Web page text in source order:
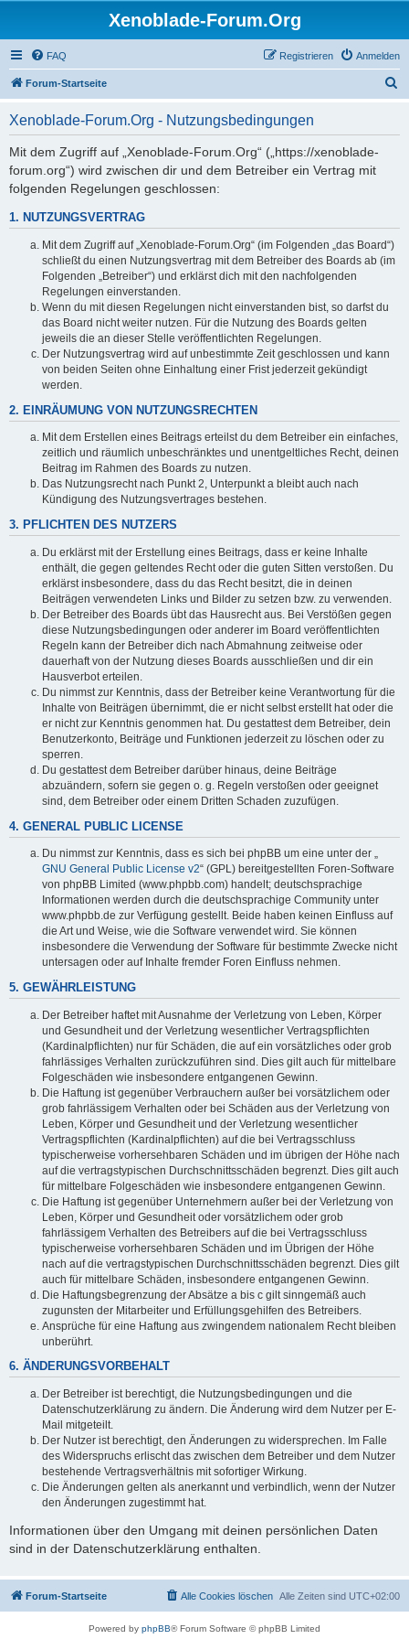
Xenoblade-Forum.Org
FAQ Anmelden
Registrieren
Forum-Startseite
Xenoblade-Forum.Org - Nutzungsbedingungen
Mit dem Zugriff auf „Xenoblade-Forum.Org“ („https://xenoblade-
forum.org“) wird zwischen dir und dem Betreiber ein Vertrag mit
folgenden Regelungen geschlossen:
1. NUTZUNGSVERTRAG
Mit dem Zugriff auf „Xenoblade-Forum.Org“ (im Folgenden „das Board“)
schließt du einen Nutzungsvertrag mit dem Betreiber des Boards ab (im
Folgenden „Betreiber“) und erklärst dich mit den nachfolgenden
Regelungen einverstanden.
Wenn du mit diesen Regelungen nicht einverstanden bist, so darfst du
das Board nicht weiter nutzen. Für die Nutzung des Boards gelten
jeweils die an dieser Stelle veröffentlichten Regelungen.
Der Nutzungsvertrag wird auf unbestimmte Zeit geschlossen und kann
von beiden Seiten ohne Einhaltung einer Frist jederzeit gekündigt
werden.
2. EINRÄUMUNG VON NUTZUNGSRECHTEN
Mit dem Erstellen eines Beitrags erteilst du dem Betreiber ein einfaches,
zeitlich und räumlich unbeschränktes und unentgeltliches Recht, deinen
Beitrag im Rahmen des Boards zu nutzen.
Das Nutzungsrecht nach Punkt 2, Unterpunkt a bleibt auch nach
Kündigung des Nutzungsvertrages bestehen.
3. PFLICHTEN DES NUTZERS
Du erklärst mit der Erstellung eines Beitrags, dass er keine Inhalte
enthält, die gegen geltendes Recht oder die guten Sitten verstoßen. Du
erklärst insbesondere, dass du das Recht besitzt, die in deinen
Beiträgen verwendeten Links und Bilder zu setzen bzw. zu verwenden.
Der Betreiber des Boards übt das Hausrecht aus. Bei Verstößen gegen
diese Nutzungsbedingungen oder anderer im Board veröffentlichten
Regeln kann der Betreiber dich nach Abmahnung zeitweise oder
dauerhaft von der Nutzung dieses Boards ausschließen und dir ein
Hausverbot erteilen.
Du nimmst zur Kenntnis, dass der Betreiber keine Verantwortung für die
Inhalte von Beiträgen übernimmt, die er nicht selbst erstellt hat oder die
er nicht zur Kenntnis genommen hat. Du gestattest dem Betreiber, dein
Benutzerkonto, Beiträge und Funktionen jederzeit zu löschen oder zu
sperren.
Du gestattest dem Betreiber darüber hinaus, deine Beiträge
abzuändern, sofern sie gegen o. g. Regeln verstoßen oder geeignet
sind, dem Betreiber oder einem Dritten Schaden zuzufügen.
4. GENERAL PUBLIC LICENSE
Du nimmst zur Kenntnis, dass es sich bei phpBB um eine unter der „
GNU General Public License v2“ (GPL) bereitgestellten Foren-Software
von phpBB Limited (www.phpbb.com) handelt; deutschsprachige
Informationen werden durch die deutschsprachige Community unter
www.phpbb.de zur Verfügung gestellt. Beide haben keinen Einfluss auf
die Art und Weise, wie die Software verwendet wird. Sie können
insbesondere die Verwendung der Software für bestimmte Zwecke nicht
untersagen oder auf Inhalte fremder Foren Einfluss nehmen.
5. GEWÄHRLEISTUNG
Der Betreiber haftet mit Ausnahme der Verletzung von Leben, Körper
und Gesundheit und der Verletzung wesentlicher Vertragspflichten
(Kardinalpflichten) nur für Schäden, die auf ein vorsätzliches oder grob
fahrlässiges Verhalten zurückzuführen sind. Dies gilt auch für mittelbare
Folgeschäden wie insbesondere entgangenen Gewinn.
Die Haftung ist gegenüber Verbrauchern außer bei vorsätzlichem oder
grob fahrlässigem Verhalten oder bei Schäden aus der Verletzung von
Leben, Körper und Gesundheit und der Verletzung wesentlicher
Vertragspflichten (Kardinalpflichten) auf die bei Vertragsschluss
typischerweise vorhersehbaren Schäden und im übrigen der Höhe nach
auf die vertragstypischen Durchschnittsschäden begrenzt. Dies gilt auch
für mittelbare Folgeschäden wie insbesondere entgangenen Gewinn.
Die Haftung ist gegenüber Unternehmern außer bei der Verletzung von
Leben, Körper und Gesundheit oder vorsätzlichem oder grob
fahrlässigem Verhalten des Betreibers auf die bei Vertragsschluss
typischerweise vorhersehbaren Schäden und im Übrigen der Höhe
nach auf die vertragstypischen Durchschnittsschäden begrenzt. Dies gilt
auch für mittelbare Schäden, insbesondere entgangenen Gewinn.
Die Haftungsbegrenzung der Absätze a bis c gilt sinngemäß auch
zugunsten der Mitarbeiter und Erfüllungsgehilfen des Betreibers.
Ansprüche für eine Haftung aus zwingendem nationalem Recht bleiben
unberührt.
6. ÄNDERUNGSVORBEHALT
Der Betreiber ist berechtigt, die Nutzungsbedingungen und die
Datenschutzerklärung zu ändern. Die Änderung wird dem Nutzer per E-
Mail mitgeteilt.
Der Nutzer ist berechtigt, den Änderungen zu widersprechen. Im Falle
des Widerspruchs erlischt das zwischen dem Betreiber und dem Nutzer
bestehende Vertragsverhältnis mit sofortiger Wirkung.
Die Änderungen gelten als anerkannt und verbindlich, wenn der Nutzer
den Änderungen zugestimmt hat.
Informationen über den Umgang mit deinen persönlichen Daten
sind in der Datenschutzerklärung enthalten.
Forum-Startseite Alle Zeiten sind UTC+02:00
Alle Cookies löschen
Powered by phpBB® Forum Software © phpBB Limited